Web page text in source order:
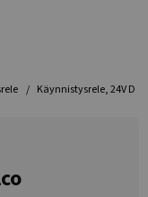
Käynnistysrele, 24V